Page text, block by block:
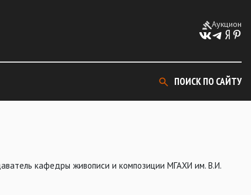
Аукцион
ПОИСК ПО САЙТУ
кафедры живописи и композиции МГАХИ им. В.И.